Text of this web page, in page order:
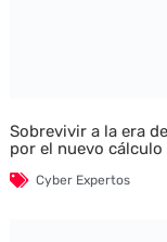
Sobrevivir a la era
por el nuevo
Cyber Expertos